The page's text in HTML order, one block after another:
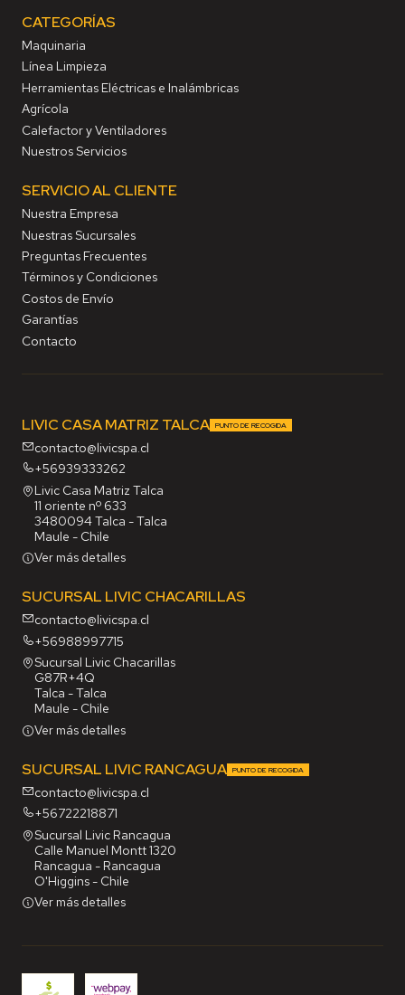
CATEGORÍAS
Maquinaria
Línea Limpieza
Herramientas Eléctricas e Inalámbricas
Agrícola
Calefactor y Ventiladores
Nuestros Servicios
SERVICIO AL CLIENTE
Nuestra Empresa
Nuestras Sucursales
Preguntas Frecuentes
Términos y Condiciones
Costos de Envío
Garantías
Contacto
LIVIC CASA MATRIZ TALCA PUNTO DE RECOGIDA
contacto@livicspa.cl
+56939333262
Livic Casa Matriz Talca
11 oriente nº 633
3480094 Talca - Talca
Maule - Chile
Ver más detalles
SUCURSAL LIVIC CHACARILLAS
contacto@livicspa.cl
+56988997715
Sucursal Livic Chacarillas
G87R+4Q
Talca - Talca
Maule - Chile
Ver más detalles
SUCURSAL LIVIC RANCAGUA PUNTO DE RECOGIDA
contacto@livicspa.cl
+56722218871
Sucursal Livic Rancagua
Calle Manuel Montt 1320
Rancagua - Rancagua
O'Higgins - Chile
Ver más detalles